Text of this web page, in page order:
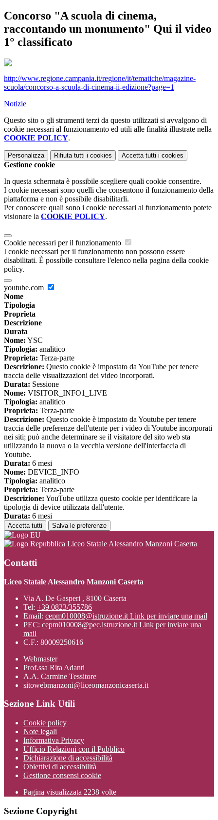
Concorso "A scuola di cinema,
raccontando un monumento" Qui il video
1° classificato
http://www.regione.campania.it/regione/it/tematiche/magazine-
scuola/concorso-a-scuola-di-cinema-ii-edizione?page=1
Notizie
Questo sito o gli strumenti terzi da questo utilizzati si avvalgono di
cookie necessari al funzionamento ed utili alle finalità illustrate nella
COOKIE POLICY.
Personalizza Rifiuta tutti i cookies Accetta tutti i cookies
Gestione cookie
In questa schermata è possibile scegliere quali cookie consentire.
I cookie necessari sono quelli che consentono il funzionamento della
piattaforma e non è possibile disabilitarli.
Per conoscere quali sono i cookie necessari al funzionamento potete
visionare la COOKIE POLICY.
Cookie necessari per il funzionamento
I cookie necessari per il funzionamento non possono essere
disabilitati. È possibile consultare l'elenco nella pagina della cookie
policy.
youtube.com
Nome
Tipologia
Proprieta
Descrizione
Durata
Nome: YSC
Tipologia: analitico
Proprieta: Terza-parte
Descrizione: Questo cookie è impostato da YouTube per tenere
traccia delle visualizzazioni dei video incorporati.
Durata: Sessione
Nome: VISITOR_INFO1_LIVE
Tipologia: analitico
Proprieta: Terza-parte
Descrizione: Questo cookie è impostato da Youtube per tenere
traccia delle preferenze dell'utente per i video di Youtube incorporati
nei siti; può anche determinare se il visitatore del sito web sta
utilizzando la nuova o la vecchia versione dell'interfaccia di
Youtube.
Durata: 6 mesi
Nome: DEVICE_INFO
Tipologia: analitico
Proprieta: Terza-parte
Descrizione: YouTube utilizza questo cookie per identificare la
tipologia di device utilizzata dall'utente.
Durata: 6 mesi
Accetta tutti Salva le preferenze
Liceo Statale Alessandro Manzoni Caserta
Contatti
Liceo Statale Alessandro Manzoni Caserta
Via A. De Gasperi , 8100 Caserta
Tel: +39 0823/355786
Email: cepm010008@istruzione.it Link per inviare una mail
PEC: cepm010008@pec.istruzione.it Link per inviare una
mail
C.F.: 80009250616
Webmaster
Prof.ssa Rita Adanti
A.A. Carmine Tessitore
sitowebmanzoni@liceomanzonicaserta.it
Sezione Link Utili
Cookie policy
Note legali
Informativa Privacy
Ufficio Relazioni con il Pubblico
Dichiarazione di accessibilità
Obiettivi di accessibilità
Gestione consensi cookie
Pagina visualizzata 2238 volte
Sezione Copyright